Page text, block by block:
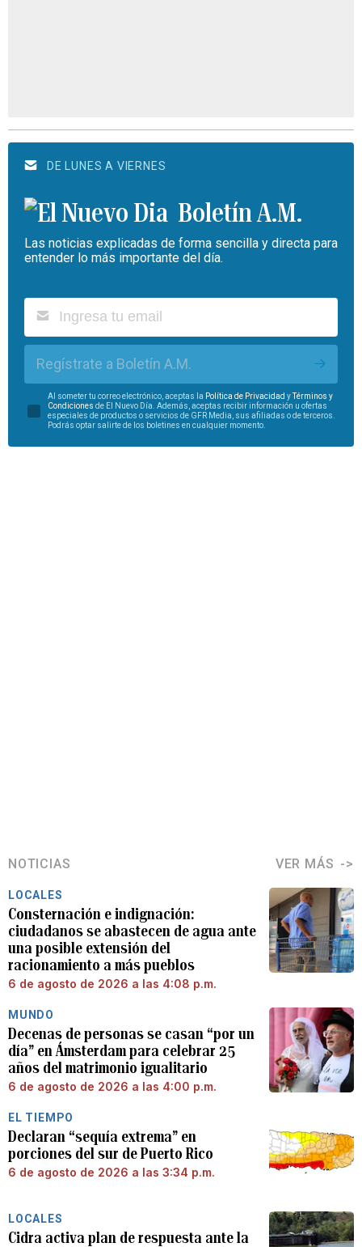
DE LUNES A VIERNES
Boletín A.M.
Las noticias explicadas de forma sencilla y directa para
entender lo más importante del día.
Regístrate a Boletín A.M.
Al someter tu correo electrónico, aceptas la Política de Privacidad yTérminos y
Condiciones de El Nuevo Día. Además, aceptas recibir información u ofertas
especiales de productos o servicios de GFR Media, sus afiliadas o de terceros.
Podrás optar salirte de los boletines en cualquier momento.
NOTICIAS VER MÁS
LOCALES
Consternación e indignación:
ciudadanos se abastecen de agua ante
una posible extensión del
racionamiento a más pueblos
6 de agosto de 2026 a las 4:08 p.m.
MUNDO
Decenas de personas se casan “por un
día” en Ámsterdam para celebrar 25
años del matrimonio igualitario
6 de agosto de 2026 a las 4:00 p.m.
EL TIEMPO
Declaran “sequía extrema” en
porciones del sur de Puerto Rico
6 de agosto de 2026 a las 3:34 p.m.
LOCALES
Cidra activa plan de respuesta ante la